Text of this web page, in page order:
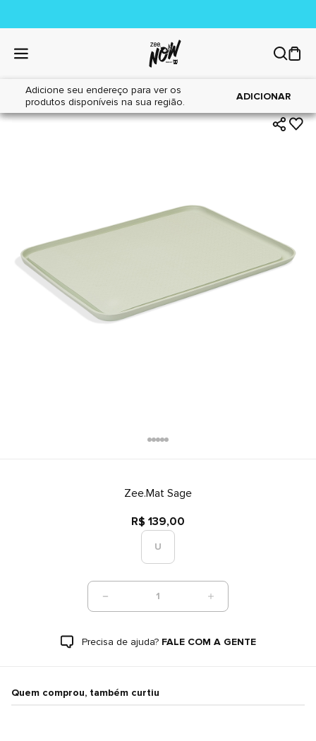
Adicione seu endereço para ver os
produtos disponíveis na sua região.
ADICIONAR
Home|Cães|Acessórios
Zee.Mat Sage
R$ 139,00
U
1
Precisa de ajuda? FALE COM A GENTE
Quem comprou, também curtiu